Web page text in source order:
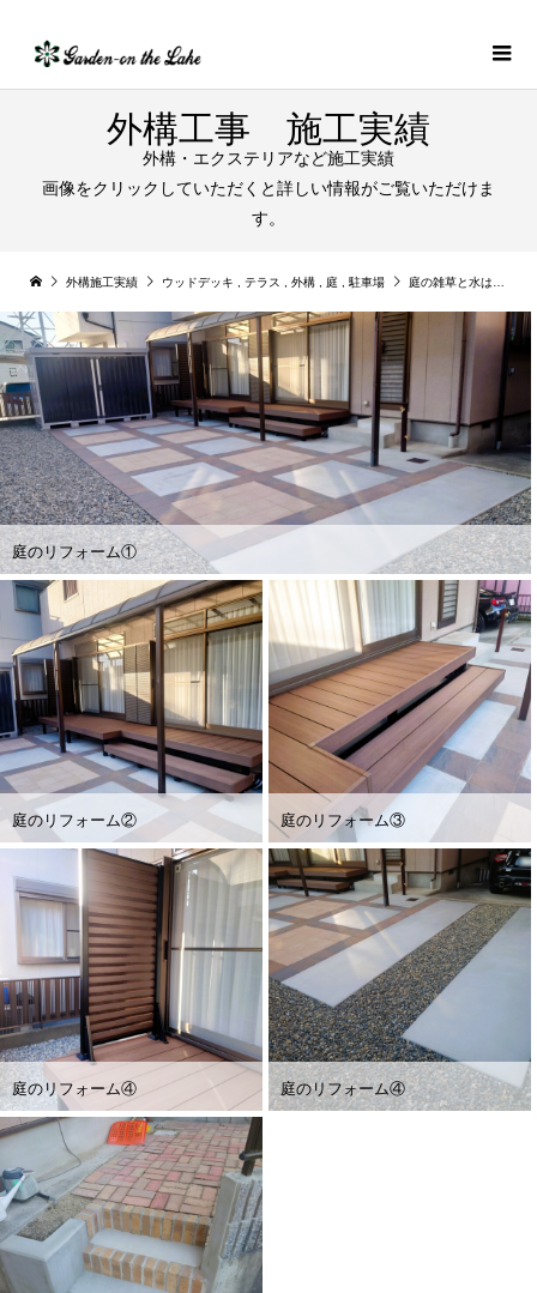
外構工事 施工実績
外構・エクステリアなど施工実績
画像をクリックしていただくと詳しい情報がご覧いただけま
す。
外構施工実績 ウッドデッキ テラス 外構 庭 駐車場 庭の雑草と水はけの悪さを解消するリフォーム工事の施工例｜愛西市
庭のリフォーム①
庭のリフォーム② 庭のリフォーム③
庭のリフォーム④ 庭のリフォーム④